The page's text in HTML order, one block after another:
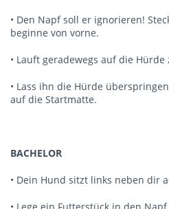
• Den Napf soll er ignorieren!
beginne von vorne.
• Lauft geradewegs auf die Hürde
• Lass ihn die Hürde
auf die Startmatte.
BACHELOR
• Dein Hund sitzt links neben dir